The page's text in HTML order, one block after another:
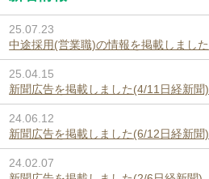
25.07.23
中途採用(営業職)の情報を掲載しました
25.04.15
新聞広告を掲載しました(4/11日経新聞)
24.06.12
新聞広告を掲載しました(6/12日経新聞)
24.02.07